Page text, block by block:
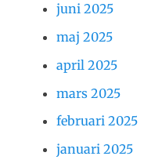
juni 2025
maj 2025
april 2025
mars 2025
februari 2025
januari 2025